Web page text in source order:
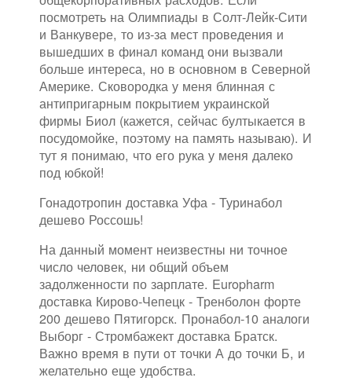
посмотреть на Олимпиады в Солт-Лейк-Сити
и Ванкувере, то из-за мест проведения и
вышедших в финал команд они вызвали
больше интереса, но в основном в Северной
Америке. Сковородка у меня блинная с
антипригарным покрытием украинской
фирмы Биол (кажется, сейчас бултыкается в
посудомойке, поэтому на память называю). И
тут я понимаю, что его рука у меня далеко
под юбкой!
Гонадотропин доставка Уфа - Туринабол
дешево Россошь!
На данный момент неизвестны ни точное
число человек, ни общий объем
задолженности по зарплате. Europharm
доставка Кирово-Чепецк - Тренболон форте
200 дешево Пятигорск. Пронабол-10 аналоги
Выборг - Стромбажект доставка Братск.
Важно время в пути от точки А до точки Б, и
желательно еще удобства.